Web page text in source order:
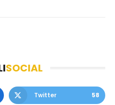
SOCIAL
Twitter 58